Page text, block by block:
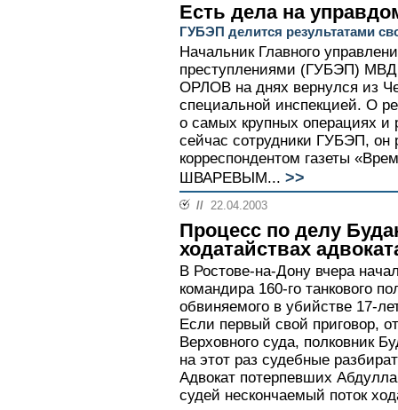
Есть дела на
ГУБЭП делится результатами
Начальник Главного
преступлениями (ГУБЭП)
ОРЛОВ на днях вернулся из
специальной инспекцией. О
о самых крупных операциях и
сейчас сотрудники ГУБЭП, он
корреспондентом газеты
ШВАРЕВЫМ... >>
// 22.04.2003
Процесс по делу
ходатайствах
В Ростове-на-Дону вчера
командира 160-го танкового
обвиняемого в убийстве 17-
Если первый свой приговор,
Верховного суда, полковник
на этот раз судебные
Адвокат потерпевших
судей нескончаемый поток